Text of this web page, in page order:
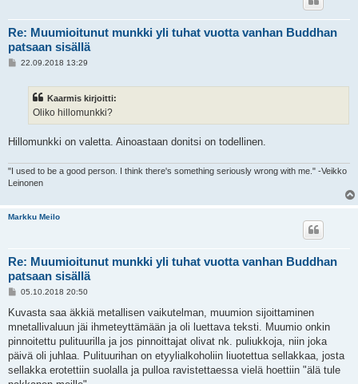
Re: Muumioitunut munkki yli tuhat vuotta vanhan Buddhan
patsaan sisällä
V22.09.2018 13:29
Kaarmis kirjoitti:
Oliko hillomunkki?
Hillomunkki on valetta. Ainoastaan donitsi on todellinen.
"I used to be a good person. I think there's something seriously wrong with me." -Veikko
Leinonen
Markku Meilo
Re: Muumioitunut munkki yli tuhat vuotta vanhan Buddhan
patsaan sisällä
V
e
t
i
05.10.2018 20:50
Kuvasta saa äkkiä metallisen vaikutelman, muumion sijoittaminen
mnetallivaluun jäi ihmeteyttämään ja oli luettava teksti. Muumio onkin
pinnoitettu pulituurilla ja jos pinnoittajat olivat nk. puliukkoja, niin joka
päivä oli juhlaa. Pulituurihan on etyylialkoholiin liuotettua sellakkaa, josta
sellakka erotettiin suolalla ja pulloa ravistettaessa vielä hoettiin "älä tule